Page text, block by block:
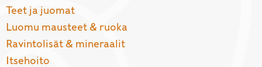
Teet ja juomat
Luomu mausteet & ruoka
Ravintolisät & mineraalit
Itsehoito